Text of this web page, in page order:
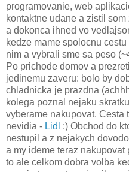
programovanie, web
kontaktne udane a zistil
a dokonca ihned vo
kedze mame spolocnu
nim a vybrali sme sa peso
Po prichode domov a
jedinemu zaveru: bolo by
chladnicka je prazdna
kolega poznal nejaku
vyberame nakupovat. Cesta
nevidia - Lidl :) Obchod do
nestupil a z nejakych
a my ideme teraz
to ale celkom dobra volba